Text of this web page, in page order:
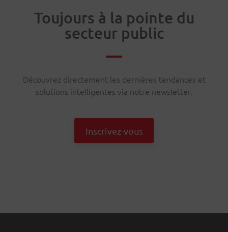
Toujours à la pointe du
secteur public
Découvrez directement les dernières tendances et
solutions intelligentes via notre newsletter.
Inscrivez-vous